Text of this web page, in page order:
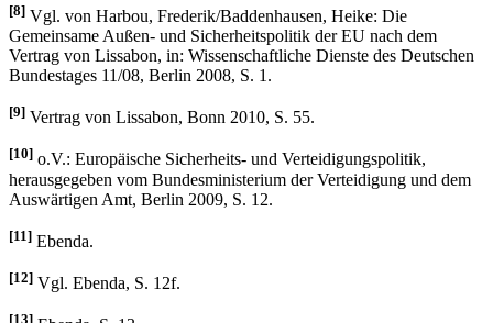
[8] Vgl. von Harbou, Frederik/Baddenhausen, Heike: Die
Gemeinsame Außen- und Sicherheitspolitik der EU nach dem
Vertrag von Lissabon, in: Wissenschaftliche Dienste des Deutschen
Bundestages 11/08, Berlin 2008, S. 1.
[9] Vertrag von Lissabon, Bonn 2010, S. 55.
[10] o.V.: Europäische Sicherheits- und Verteidigungspolitik,
herausgegeben vom Bundesministerium der Verteidigung und dem
Auswärtigen Amt, Berlin 2009, S. 12.
[11] Ebenda.
[12] Vgl. Ebenda, S. 12f.
[13]